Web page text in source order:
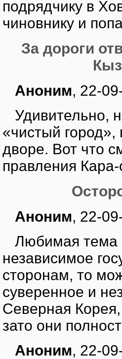
подрядчику в
чиновнику и
За дороги
Аноним, 22-
Удивительно,
«чистый
дворе. Вот что
правления
Аноним, 22-
Любимая тема
независимое
сторонам, то
суверенное и
Северная
зато они
Аноним, 22-